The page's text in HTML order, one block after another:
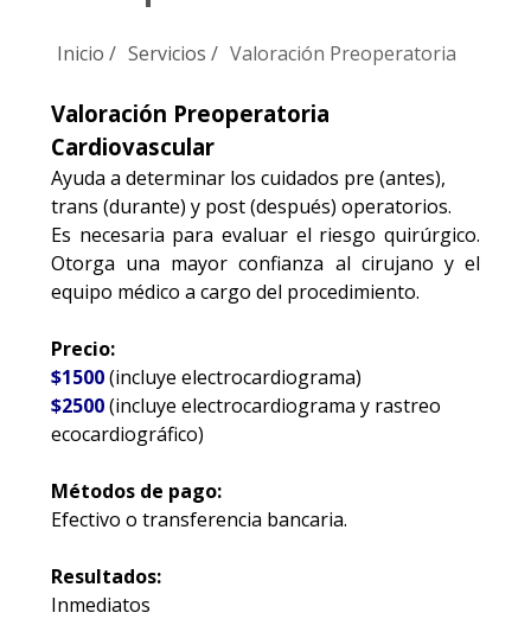
Inicio / Servicios / Valoración Preoperatoria
Valoración Preoperatoria
Cardiovascular
Ayuda a determinar los cuidados pre (antes),
trans (durante) y post (después) operatorios.
Es necesaria para evaluar el riesgo quirúrgico.
Otorga una mayor confianza al cirujano y el
equipo médico a cargo del procedimiento.
Precio:
$1500(incluye electrocardiograma)
$2500(incluye electrocardiograma y rastreo
ecocardiográfico)
Métodos de pago:
Efectivo o transferencia bancaria.
Resultados:
Inmediatos